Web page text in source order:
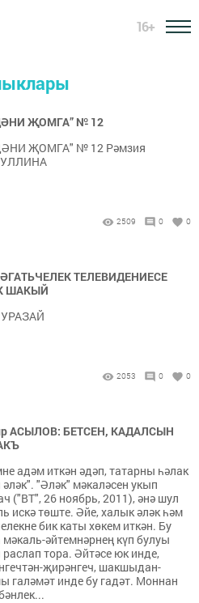
16+
ҖОМГА” № 12
ҖОМГА" № 12 Рәмзия
2509 0 0
ТЕЛЕВИДЕНИЕСЕ
ШАКЫЙ
2053 0 0
АСЫЛОВ: БЕТСЕН, КАДАЛСЫН
адәм иткән әдәп, татарны һәлак
әләк". "Әләк" мәкаләсен укып
("ВТ", 26 ноябрь, 2011), әнә шул
искә төште. Әйе, халык әләк һәм
бик каты хөкем иткән. Бу
мәкаль-әйтемнәрнең күп булуы
тора. Әйтәсе юк инде,
җирәнгеч, шакшыдан-
галәмәт инде бу гадәт. Моннан